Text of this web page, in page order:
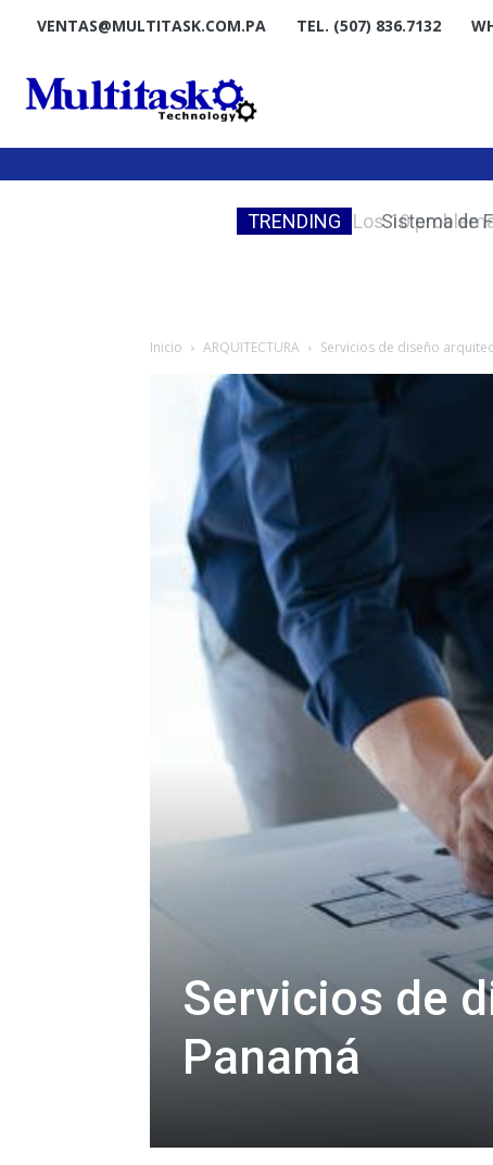
VENTAS@MULTITASK.COM.PA TEL. (507) 836.7132
TRENDING
Sistema de
Inicio ARQUITECTURA Servicios de diseño
Servicios de
Panamá